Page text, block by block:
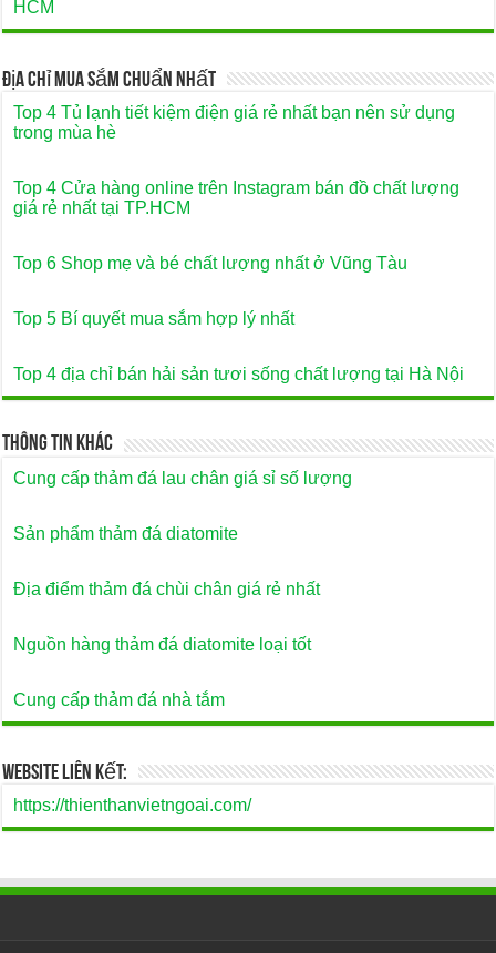
HCM
Địa Chỉ Mua Sắm Chuẩn Nhất
Top 4 Tủ lạnh tiết kiệm điện giá rẻ nhất bạn nên sử dụng
trong mùa hè
Top 4 Cửa hàng online trên Instagram bán đồ chất lượng
giá rẻ nhất tại TP.HCM
Top 6 Shop mẹ và bé chất lượng nhất ở Vũng Tàu
Top 5 Bí quyết mua sắm hợp lý nhất
Top 4 địa chỉ bán hải sản tươi sống chất lượng tại Hà Nội
Thông Tin Khác
Cung cấp thảm đá lau chân giá sỉ số lượng
Sản phẩm thảm đá diatomite
Địa điểm thảm đá chùi chân giá rẻ nhất
Nguồn hàng thảm đá diatomite loại tốt
Cung cấp thảm đá nhà tắm
Website Liên Kết:
https://thienthanvietngoai.com/